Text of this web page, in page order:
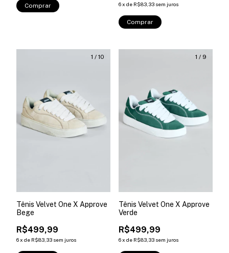
Comprar 6x de R$83,33 sem juros
Comprar
1 / 10
Tênis Velvet One X Approve
Bege
R$499,99
6x de R$83,33 sem juros
1 / 9
Tênis Velvet One X Approve
Verde
R$499,99
6x de R$83,33 sem juros